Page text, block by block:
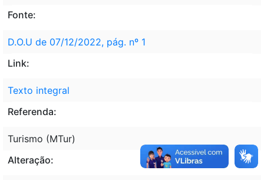
Fonte:
D.O.U de 07/12/2022, pág. nº 1
Link:
Texto integral
Referenda:
Turismo (MTur)
Alteração: